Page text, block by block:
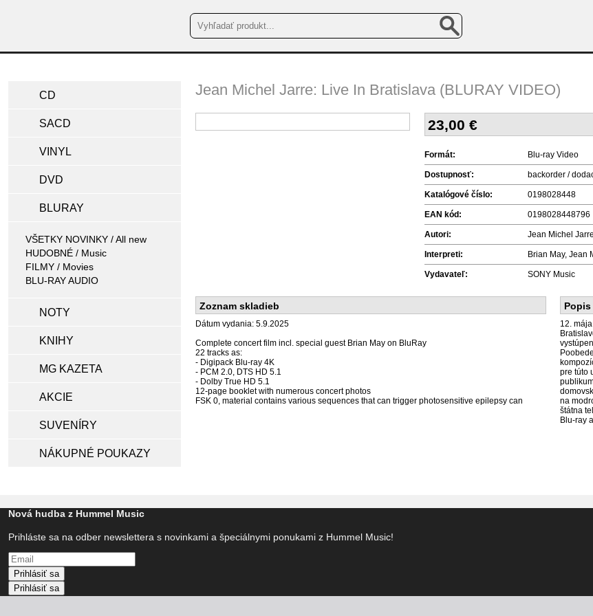
CD
SACD
VINYL
DVD
BLURAY
VŠETKY NOVINKY / All new
HUDOBNÉ / Music
FILMY / Movies
BLU-RAY AUDIO
NOTY
KNIHY
MG KAZETA
AKCIE
SUVENÍRY
NÁKUPNÉ POUKAZY
Jean Michel Jarre: Live In Bratislava (BLURAY VIDEO)
23,00 €
Formát: Blu-ray Video
Dostupnosť: backorder /
Katalógové číslo: 0198028448
EAN kód: 0198028448796
Autori: Jean Michel Jarre
Interpreti: Brian May, Jean
Vydavateľ: SONY Music
Zoznam skladieb
Dátum vydania: 5.9.2025
Complete concert film incl. special guest Brian May on BluRay
22 tracks as:
- Digipack Blu-ray 4K
- PCM 2.0, DTS HD 5.1
- Dolby True HD 5.1
12-page booklet with numerous concert photos
FSK 0, material contains various sequences that can trigger photosensitive epilepsy can
Popis
12.
pre túto
na
štátna
Blu-ray
Nová hudba z Hummel Music
Prihláste sa na odber newslettera s novinkami a špeciálnymi ponukami z Hummel Music!
Prihlásiť sa
Prihlásiť sa